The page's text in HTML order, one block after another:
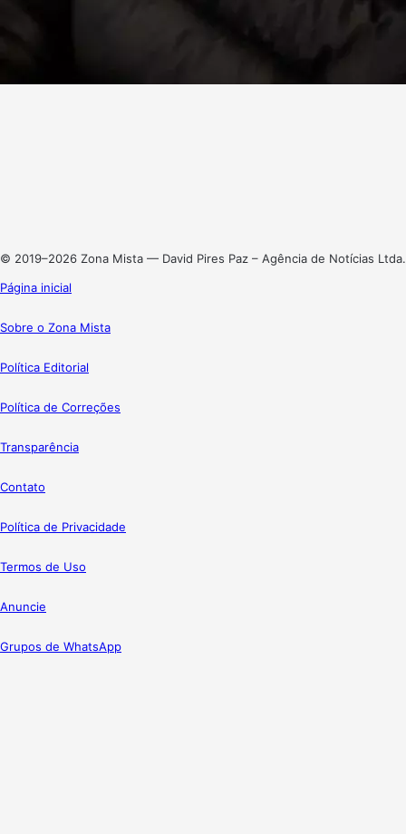
© 2019–2026 Zona Mista — David Pires Paz – Agência de Notícias Ltda.
Página inicial
Sobre o Zona Mista
Política Editorial
Política de Correções
Transparência
Contato
Política de Privacidade
Termos de Uso
Anuncie
Grupos de WhatsApp